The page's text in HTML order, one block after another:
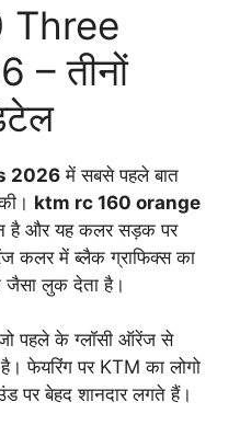
Three
– तीनों
2026 में सबसे पहले बात
ktm rc 160 orange
है और यह कलर सड़क पर
कलर में ब्लैक ग्राफिक्स का
जैसा लुक देता है।
पहले के ग्लॉसी ऑरेंज से
फेयरिंग पर KTM का लोगो
पर बेहद शानदार लगते हैं।